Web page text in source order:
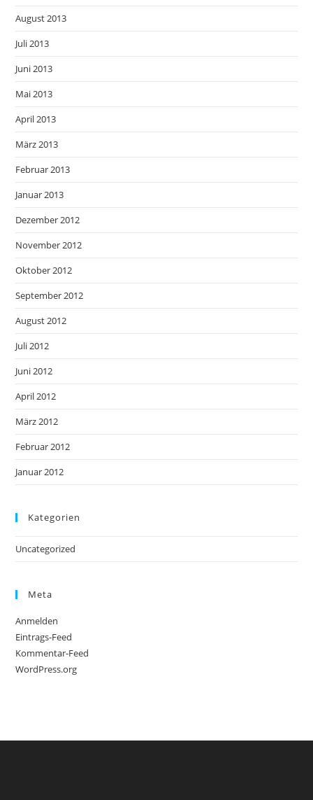
August 2013
Juli 2013
Juni 2013
Mai 2013
April 2013
März 2013
Februar 2013
Januar 2013
Dezember 2012
November 2012
Oktober 2012
September 2012
August 2012
Juli 2012
Juni 2012
April 2012
März 2012
Februar 2012
Januar 2012
Kategorien
Uncategorized
Meta
Anmelden
Eintrags-Feed
Kommentar-Feed
WordPress.org